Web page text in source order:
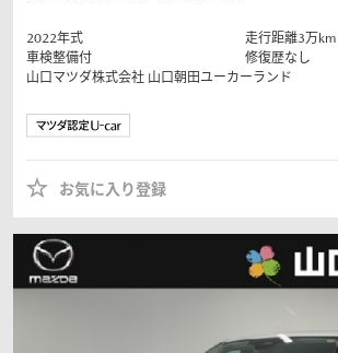
2022年式 走行距離3万km
車検整備付
修復歴なし
山口マツダ株式会社 山口朝田ユーカーランド
お気に入り登録